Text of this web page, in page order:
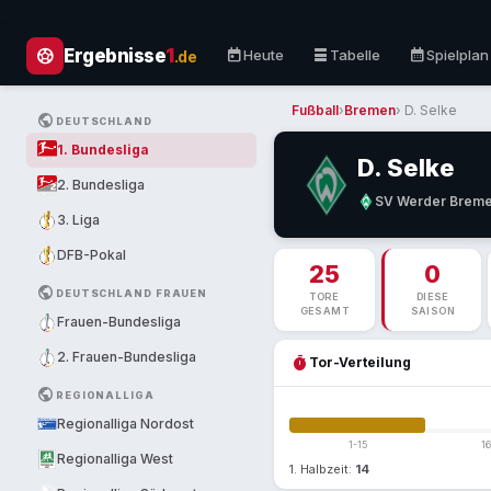
sports_soccer Ergebnisse1.de todayHeute table_rows Tabelle calendar_monthSpielplan
PUBLIC DEUTSCHLAND
1. Bundesliga
2. Bundesliga
3. Liga
DFB-Pokal
PUBLIC DEUTSCHLAND FRAUEN
Frauen-Bundesliga
2. Frauen-Bundesliga
PUBLIC REGIONALLIGA
Regionalliga Nordost
Regionalliga West
Fußball›Bremen› D. Selke
D. Selke
SV Werder
25
TORE
GESAMT
0
DIESE
SAISON
timer Tor-Verteilung
1-15
1. Halbzeit: 14